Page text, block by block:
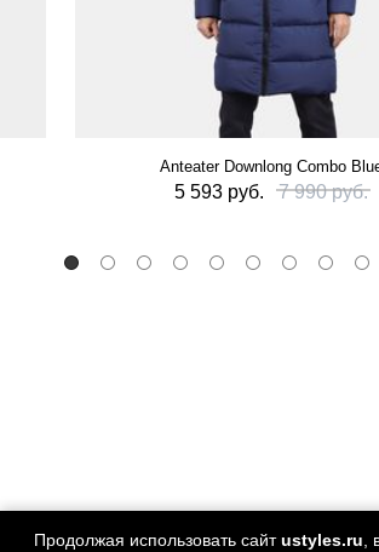
Anteater Downlong Combo
5 593 руб. 7 990 руб.
Продолжая использовать сайтustyles.ru